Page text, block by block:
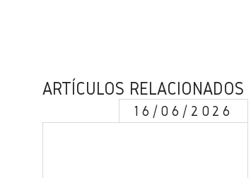
ARTÍCULOS RELACIONADOS
16/06/2026